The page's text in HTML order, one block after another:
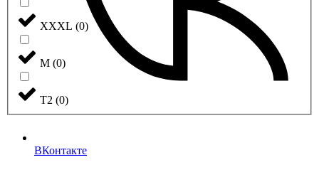
XXXL (0)
М (0)
Т2 (0)
ВКонтакте